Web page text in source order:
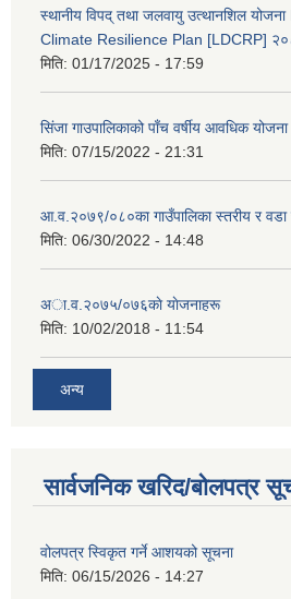
स्थानीय विपद् तथा जलवायु उत्थानशिल
Climate Resilience Plan [LDCRP]
मिति: 01/17/2025 - 17:59
सिंजा गाउपालिकाको पाँच वर्षीय आवधिक योजना
मिति: 07/15/2022 - 21:31
आ.व.२०७९/०८०का गाउँपालिका स्तरीय र वडा
मिति: 06/30/2022 - 14:48
अा‍‍.व.२०७५/०७६काे याेजनाहरू
मिति: 10/02/2018 - 11:54
अन्य
सार्वजनिक खरिद/बोलपत्र
वोलपत्र स्विकृत गर्ने आशयको सूचना
मिति: 06/15/2026 - 14:27